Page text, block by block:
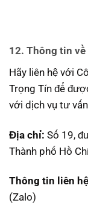
12. Thông tin
Hãy liên hệ với
Trọng Tín để
với dịch vụ tư
Địa chỉ: Số 19,
Thành phố Hồ
Thông tin liên
(Zalo)